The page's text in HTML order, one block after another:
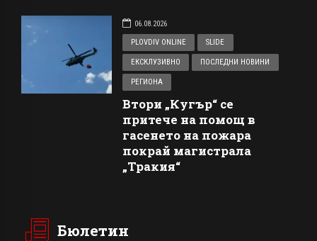
06.08.2026
PLOVDIV ONLINE
SLIDE
ЕКСКЛУЗИВНО ПОСЛЕДНИ НОВИНИ
РЕГИОНА
Втори „Кугър“ се
притече на помощ в
гасенето на пожара
покрай магистрала
„Тракия“
Бюлетин